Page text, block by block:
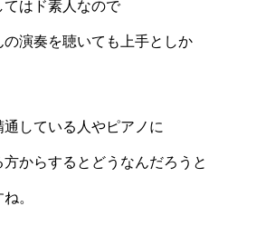
はド素人なので
演奏を聴いても上手としか
している人やピアノに
からするとどうなんだろうと
。